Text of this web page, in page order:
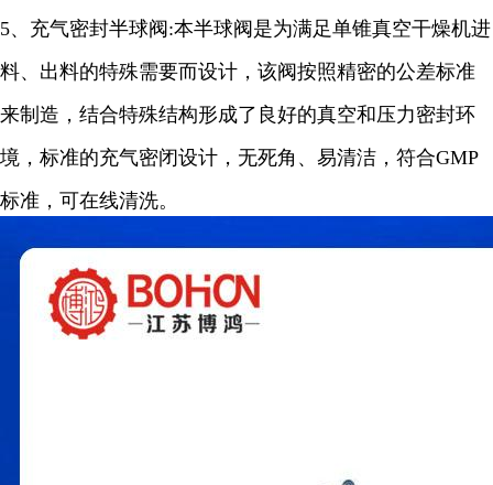
5、充气密封半球阀 :本半球阀是为满足单锥真空干燥机进
料、出料的特殊需要而设计，该阀按照精密的公差标准
来制造，结合特殊结构形成了良好的真空和压力密封环
境，标准的充气密闭设计，无死角、易清洁，符合GMP
标准，可在线清洗。